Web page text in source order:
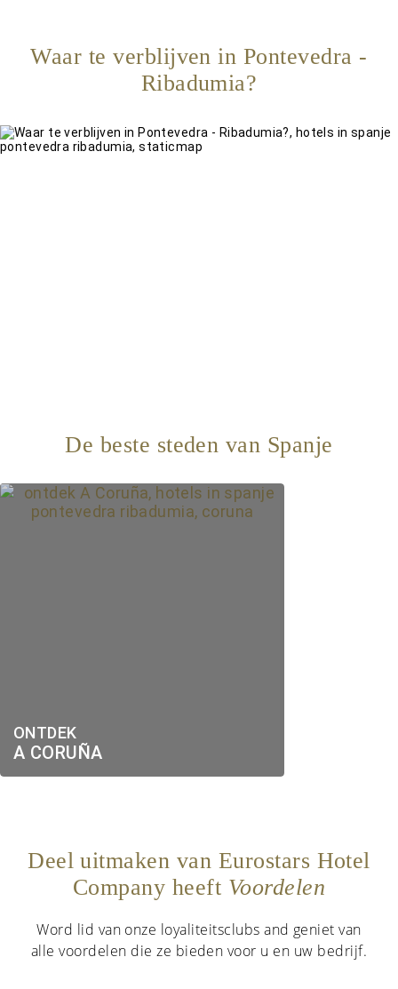
Waar te verblijven in Pontevedra -
Ribadumia?
De beste steden van Spanje
ONTDEK
A CORUÑA
Deel uitmaken van Eurostars Hotel
Company heeft Voordelen
Word lid van onze loyaliteitsclubs and geniet van
alle voordelen die ze bieden voor u en uw bedrijf.